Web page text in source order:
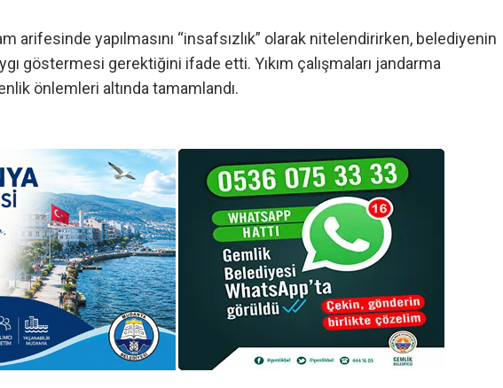
arifesinde yapılmasını “insafsızlık” olarak nitelendirirken, belediyenin
göstermesi gerektiğini ifade etti. Yıkım çalışmaları jandarma
önlemleri altında tamamlandı.